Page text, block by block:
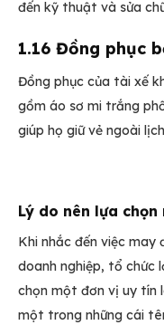
đến kỹ thuật và sửa
1.16 Đồng phục
Đồng phục của tài xế
gồm áo sơ mi trắng
giúp họ giữ vẻ ngoài
Lý do nên lựa
Khi nhắc đến việc may
doanh nghiệp, tổ chức
chọn một đơn vị uy tín
một trong những cái